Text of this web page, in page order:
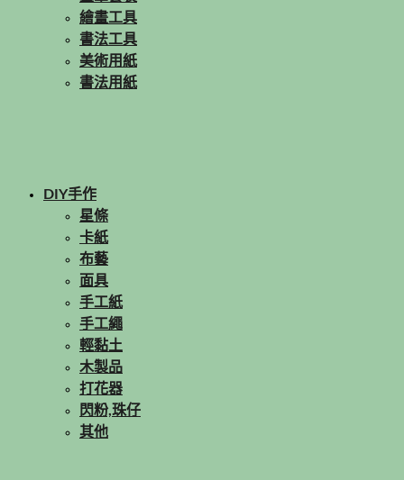
繪畫工具
書法工具
美術用紙
書法用紙
DIY手作
星條
卡紙
布藝
面具
手工紙
手工繩
輕黏土
木製品
打花器
閃粉,珠仔
其他